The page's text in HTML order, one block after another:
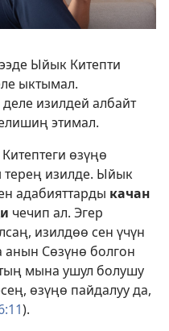
Ыйык Китепти
ыктымал.
изилдей албайт
этимал.
өзүңө
терең изилде. Ыйык
адабияттарды качан
чечип ал. Эгер
изилдөө сен үчүн
анын Сөзүнө болгон
мына ушул болушу
өзүңө пайдалуу да,
).